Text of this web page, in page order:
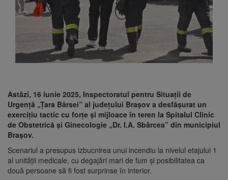
Astăzi, 16 iunie 2025, Inspectoratul pentru Situații de
Urgență „Țara Bârsei” al județului Brașov a desfășurat un
exercițiu tactic cu forțe și mijloace în teren la Spitalul Clinic
de Obstetrică și Ginecologie „Dr. I.A. Sbârcea” din municipiul
Brașov.
Scenariul a presupus izbucnirea unui incendiu la nivelul etajului 1
al unității medicale, cu degajări mari de fum și posibilitatea ca
două persoane să fi fost surprinse în interior.